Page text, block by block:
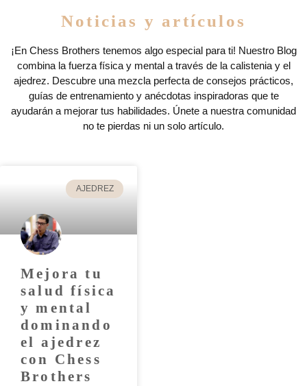
Noticias y artículos
¡En Chess Brothers tenemos algo especial para ti! Nuestro Blog
combina la fuerza física y mental a través de la calistenia y el
ajedrez. Descubre una mezcla perfecta de consejos prácticos,
guías de entrenamiento y anécdotas inspiradoras que te
ayudarán a mejorar tus habilidades. Únete a nuestra comunidad
no te pierdas ni un solo artículo.
AJEDREZ
Mejora tu
salud física
y mental
dominando
el ajedrez
con Chess
Brothers